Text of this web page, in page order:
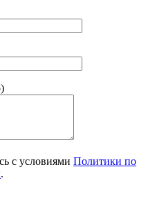
с условиями Политики по
.